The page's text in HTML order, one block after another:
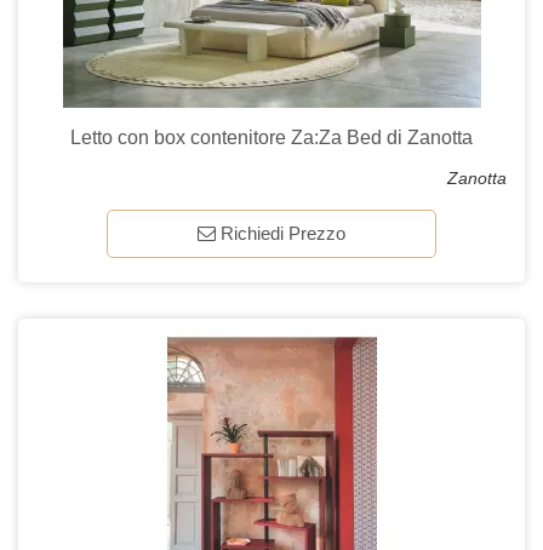
Letto con box contenitore Za:Za Bed di Zanotta
Zanotta
Richiedi Prezzo